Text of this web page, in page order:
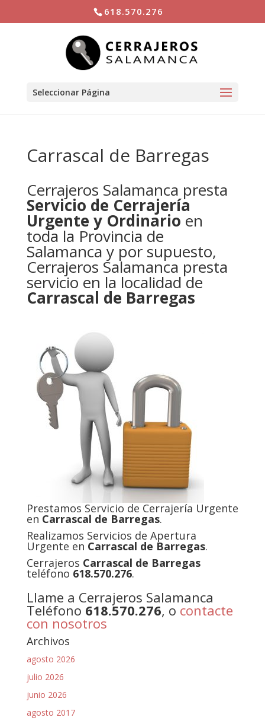
618.570.276
Seleccionar Página
Carrascal de Barregas
Cerrajeros Salamanca presta
Servicio de Cerrajería
Urgente y Ordinario en
toda la Provincia de
Salamanca y por supuesto,
Cerrajeros Salamanca presta
servicio en la localidad de
Carrascal de Barregas
Prestamos Servicio de Cerrajería Urgente
en Carrascal de Barregas.
Realizamos Servicios de Apertura
Urgente en Carrascal de Barregas.
Cerrajeros Carrascal de Barregas
teléfono 618.570.276.
Llame a Cerrajeros Salamanca
Teléfono 618.570.276, o contacte
con nosotros
Archivos
agosto 2026
julio 2026
junio 2026
agosto 2017